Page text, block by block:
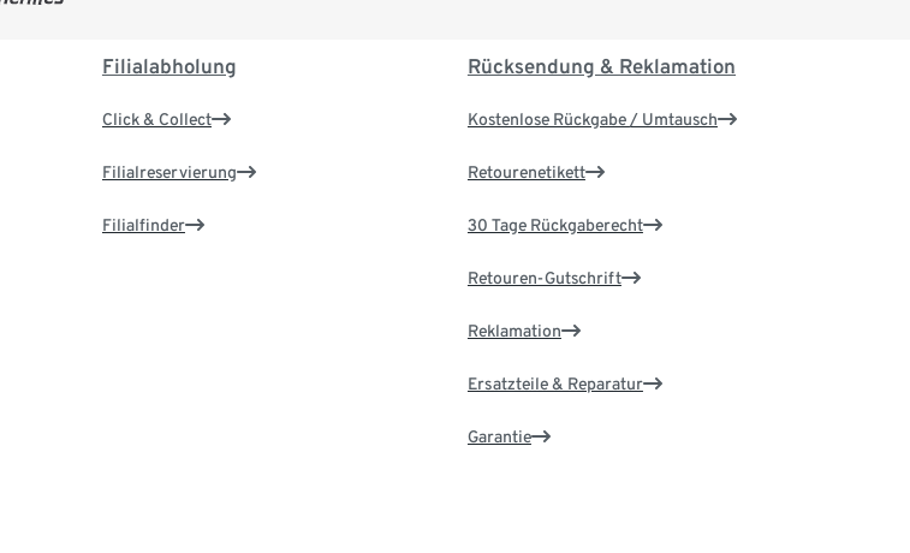
Filialabholung
Click & Collect
Filialreservierung
Filialfinder
Rücksendung & Reklamation
Kostenlose Rückgabe / Umtausch
Retourenetikett
30 Tage Rückgaberecht
Retouren-Gutschrift
Reklamation
Ersatzteile & Reparatur
Garantie